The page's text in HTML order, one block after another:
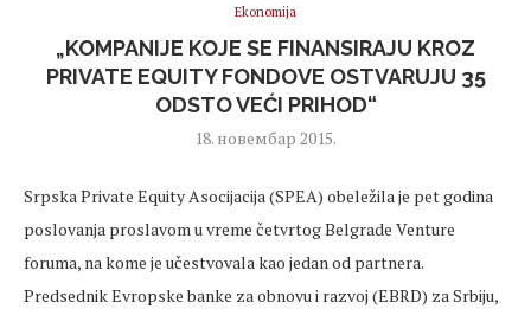
Ekonomija
„KOMPANIJE KOJE SE FINANSIRAJU KROZ
PRIVATE EQUITY FONDOVE OSTVARUJU 35
ODSTO VEĆI PRIHOD“
18. новембар 2015.
Srpska Private Equity Asocijacija (SPEA) obeležila je pet godina
poslovanja proslavom u vreme četvrtog Belgrade Venture
foruma, na kome je učestvovala kao jedan od partnera.
Predsednik Evropske banke za obnovu i razvoj (EBRD) za Srbiju,